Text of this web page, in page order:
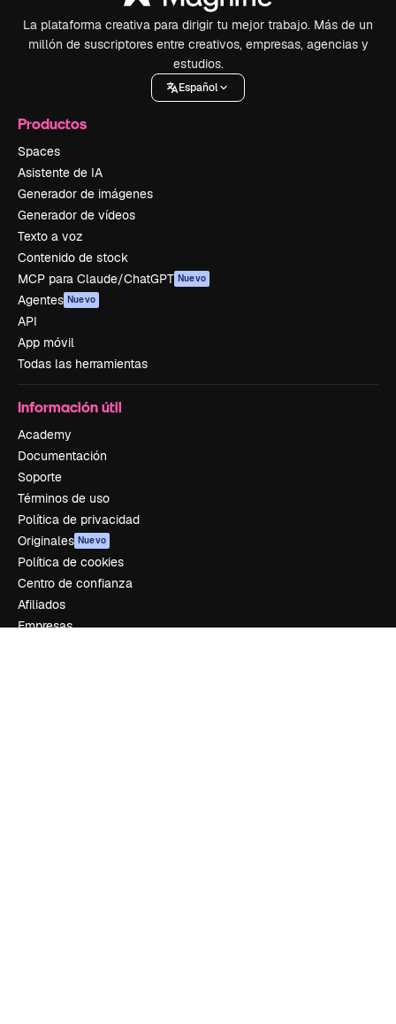
La plataforma creativa para dirigir tu mejor trabajo. Más de un
millón de suscriptores entre creativos, empresas, agencias y
estudios.
Español
Productos
Spaces
Asistente de IA
Generador de imágenes
Generador de vídeos
Texto a voz
Contenido de stock
MCP para Claude/ChatGPT Nuevo
Agentes Nuevo
API
App móvil
Todas las herramientas
Información útil
Academy
Documentación
Soporte
Términos de uso
Política de privacidad
Originales Nuevo
Política de cookies
Centro de confianza
Afiliados
Empresas